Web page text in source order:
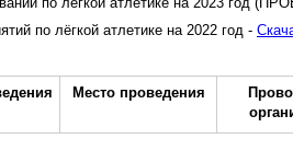
по лёгкой атлетике на 2022 год -
Место проведения